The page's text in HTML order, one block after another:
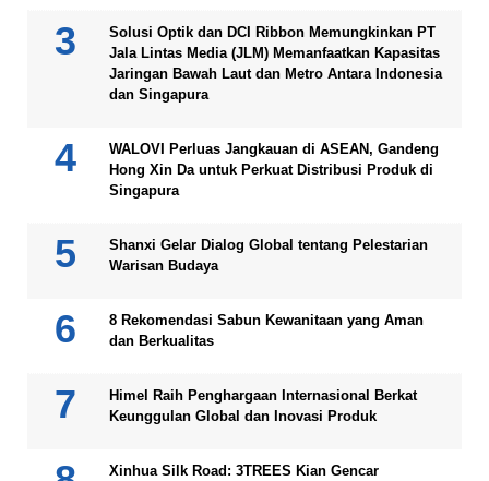
Solusi Optik dan DCI Ribbon Memungkinkan PT
Jala Lintas Media (JLM) Memanfaatkan Kapasitas
Jaringan Bawah Laut dan Metro Antara Indonesia
dan Singapura
WALOVI Perluas Jangkauan di ASEAN, Gandeng
Hong Xin Da untuk Perkuat Distribusi Produk di
Singapura
Shanxi Gelar Dialog Global tentang Pelestarian
Warisan Budaya
8 Rekomendasi Sabun Kewanitaan yang Aman
dan Berkualitas
Himel Raih Penghargaan Internasional Berkat
Keunggulan Global dan Inovasi Produk
Xinhua Silk Road: 3TREES Kian Gencar